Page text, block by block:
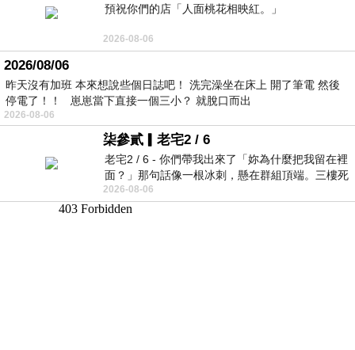
預祝你們的店「人面桃花相映紅。」
2026-08-06
2026/08/06
昨天沒有加班 本來想說些個日誌吧！ 洗完澡坐在床上 開了筆電 然後
停電了！！ 崽崽當下直接一個三小？ 就脫口而出
2026-08-06
柒參貳▎老宅2 / 6
老宅2 / 6 - 你們帶我出來了「妳為什麼把我留在裡
面？」那句話像一根冰刺，懸在群組頂端。三樓死
死盯著照片裡的人。那個人確實站在
2026-08-06